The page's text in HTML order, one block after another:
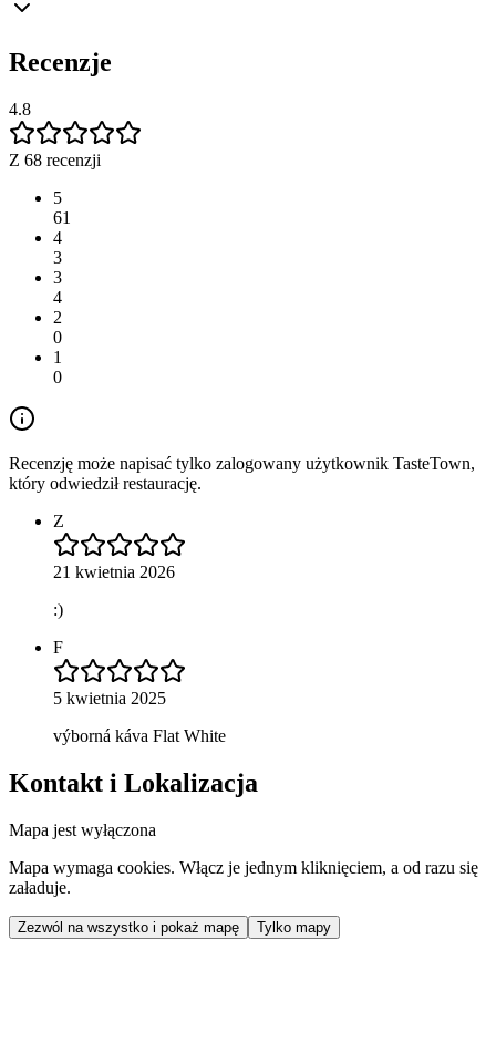
Recenzje
4.8
Z 68 recenzji
5
61
4
3
3
4
2
0
1
0
Recenzję może napisać tylko zalogowany użytkownik TasteTown,
który odwiedził restaurację.
Z
21 kwietnia 2026
:)
F
5 kwietnia 2025
výborná káva Flat White
Kontakt i Lokalizacja
Mapa jest wyłączona
Mapa wymaga cookies. Włącz je jednym kliknięciem, a od razu się
załaduje.
Zezwól na wszystko i pokaż mapę Tylko mapy